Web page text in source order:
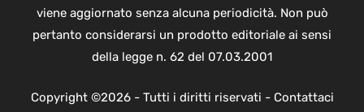
viene aggiornato senza alcuna periodicità. Non può
pertanto considerarsi un prodotto editoriale ai sensi
della legge n. 62 del 07.03.2001
Copyright ©2026 - Tutti i diritti riservati - Contattaci